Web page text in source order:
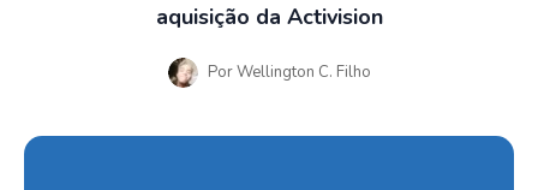
aquisição da Activision
PorWellington C. Filho